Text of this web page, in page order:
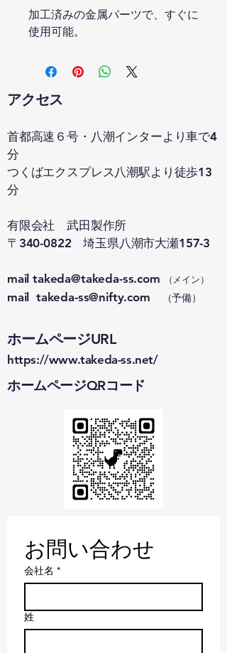
加工済みの金属パーツで、すぐに
使用可能。
アクセス
首都高速６号・八潮インターより車で4
分
つくばエクスプレス八潮駅より徒歩13
分
有限会社 武田製作所
〒340-0822 埼玉県八潮市大瀬157-3
mailtakeda@takeda-ss.com （メイン）
mail takeda-ss@nifty.com （予備）
​ホームページURL
https://www.takeda-ss.net/
ホームページ​QRコード
お問い合わせ
会社名 *
姓